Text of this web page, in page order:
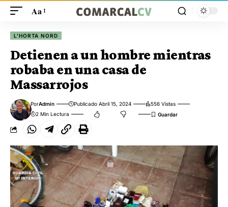
Aa
L'HORTA NORD
Detienen a un hombre mientras
robaba en una casa de
Massarrojos
PorAdmin Publicado Abril 15, 2024
556 Vistas
2 Min Lectura